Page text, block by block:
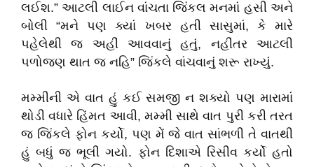
લઈશ.” આટલી લાઈન વાંચતા જિંકલ મનમાં હસી અને
બોલી “મને પણ ક્યાં ખબર હતી સાસુમાં, કે મારે
પહેલેથી જ અહીં આવવાનું હતું, નહીંતર આટલી
પળોજણ થાત જ નહિ” જિંકલે વાંચવાનું શરૂ રાખ્યું.
મમ્મીની એ વાત હું કઈ સમજી ન શક્યો પણ મારામાં
થોડી વધારે હિંમત આવી, મમ્મી સાથે વાત પુરી કરી તરત
જ જિંકલે ફોન કર્યો, પણ મેં જે વાત સાંભળી તે વાતથી
હું બધું જ ભૂલી ગયો. ફોન દિશાએ રિસીવ કર્યો હતો